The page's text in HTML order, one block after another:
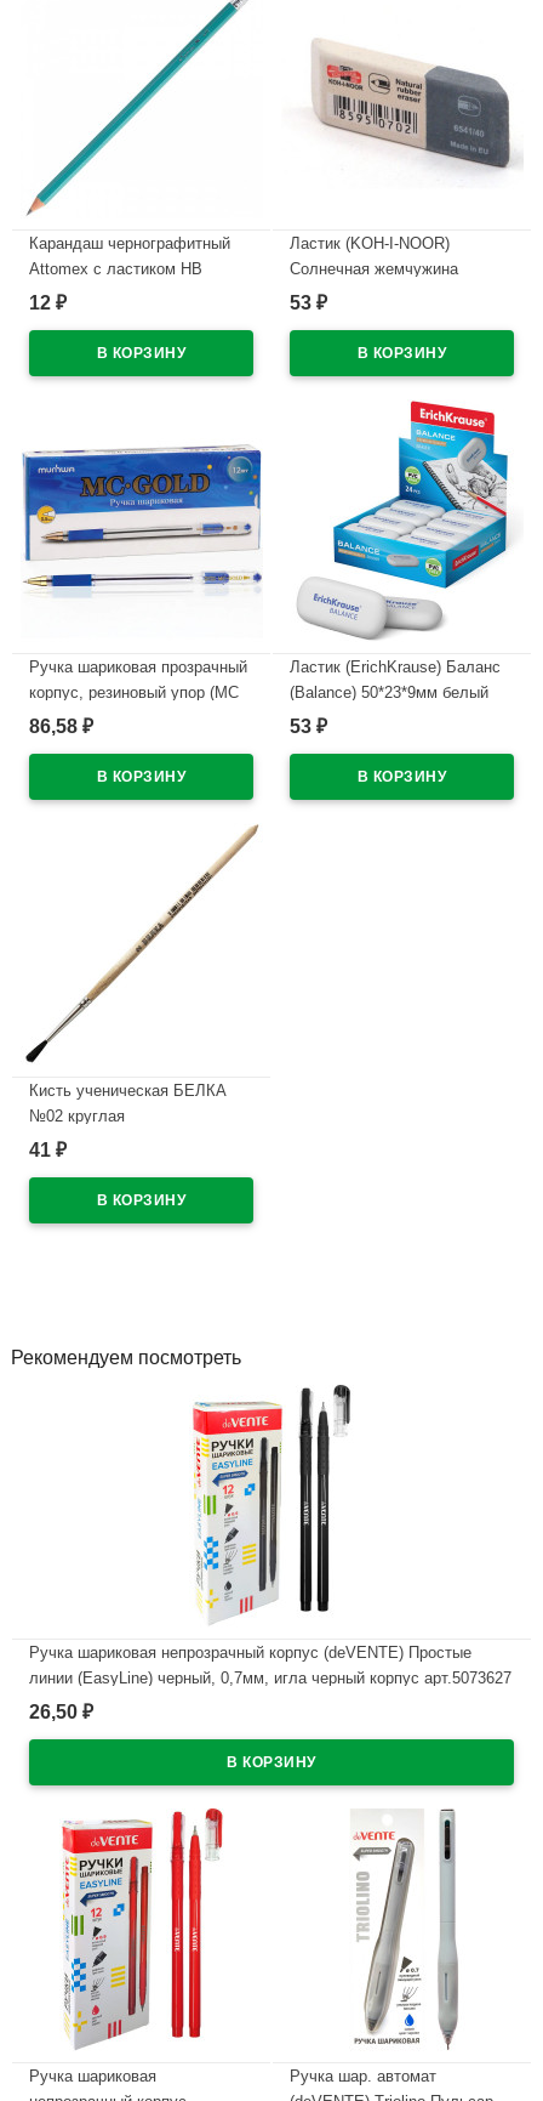
Карандаш чернографитный
Attomex с ластиком НВ
зеленый корпус, пластиковый
12 ₽
Ластик (KOH-I-NOOR)
Солнечная жемчужина
(Sunpearl) 60*18мм
53 ₽
Ручка шариковая прозрачный
корпус, резиновый упор (MC
Gold) синий, 0,5мм, масло
86,58 ₽
Ластик (ErichKrause) Баланс
(Balance) 50*23*9мм белый
арт.34638
53 ₽
Кисть ученическая БЕЛКА
№02 круглая
В наличии
41 ₽
Рекомендуем посмотреть
Ручка шариковая непрозрачный корпус (deVENTE) Простые
линии (EasyLine) черный, 0,7мм, игла черный корпус арт.5073627
В наличии
26,50 ₽
Ручка шариковая
Ручка шар. автомат